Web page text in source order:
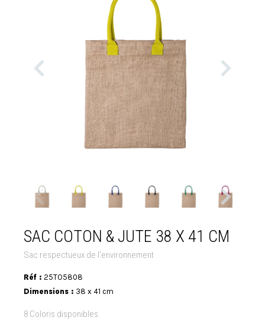
SAC COTON & JUTE 38 X 41 CM
Sac respectueux de l'environnement
Réf : 25TO5808
Dimensions : 38 x 41 cm
8 Coloris disponibles